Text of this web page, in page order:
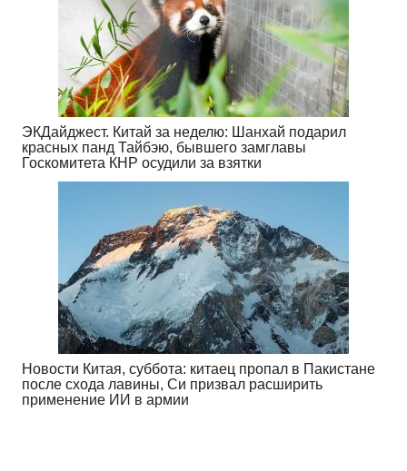
ЭКДайджест. Китай за неделю: Шанхай подарил
красных панд Тайбэю, бывшего замглавы
Госкомитета КНР осудили за взятки
Новости Китая, суббота: китаец пропал в Пакистане
после схода лавины, Си призвал расширить
применение ИИ в армии